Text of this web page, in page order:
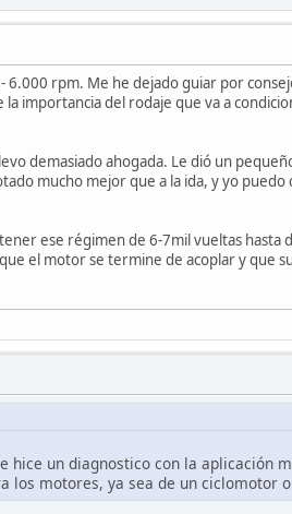
6.000 rpm. Me he dejado guiar por
importancia del rodaje que va a
demasiado ahogada. Le dió un
mucho mejor que a la ida, y yo
ese régimen de 6-7mil vueltas hasta
el motor se termine de acoplar y que
hice un diagnostico con la aplicación
los motores, ya sea de un ciclomotor